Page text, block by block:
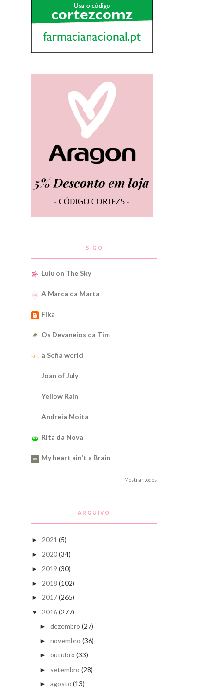
SIGO
Lulu on The Sky
A Marca da Marta
Fika
Os Devaneios da Tim
a Sofia world
Joan of July
Yellow Rain
Andreia Moita
Rita da Nova
My heart ain't a Brain
Mostrar todos
ARQUIVO
► 2021 (5)
► 2020(34)
► 2019 (30)
► 2018 (102)
► 2017(265)
▼ 2016(277)
► dezembro (27)
► novembro (36)
► outubro (33)
► setembro (28)
► agosto (13)